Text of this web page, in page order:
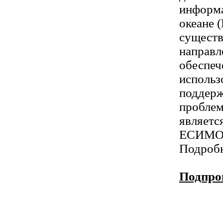
океане